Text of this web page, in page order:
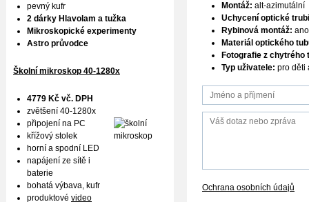
Montáž: alt-azimutální
Uchycení optické
Rybinová montáž: ano
Materiál optického
Fotografie z chytrého
Typ uživatele: pro děti
Ochrana osobních údajů
pevný kufr
2 dárky Hlavolam a tužka
Mikroskopické experimenty
Astro průvodce
Školní mikroskop 40-1280x
4779 Kč vč. DPH
zvětšení 40-1280x
připojení na PC
křížový stolek
horní a spodní LED
napájení ze sítě i
baterie
bohatá výbava, kufr
produktové video